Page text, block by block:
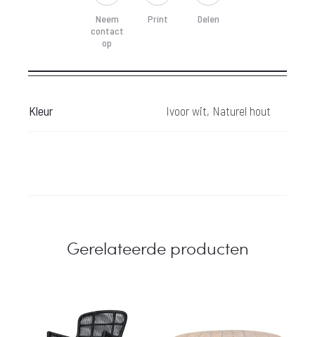
Neem
contact
op
Print Delen
Kleur Ivoor wit, Naturel hout
Gerelateerde producten